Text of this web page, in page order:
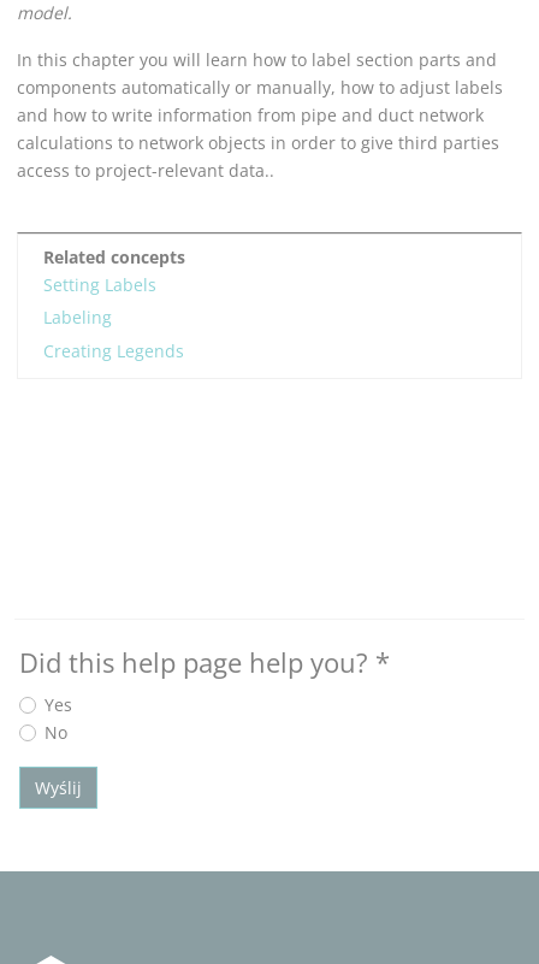
model.
In this chapter you will learn how to label section parts and
components automatically or manually, how to adjust labels
and how to write information from pipe and duct network
calculations to network objects in order to give third parties
access to project-relevant data..
Related concepts
Setting Labels
Labeling
Creating Legends
Did this help page help you? *
Yes
No
Wyślij